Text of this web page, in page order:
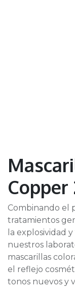
Combinando el
tratamientos
la explosividad
nuestros
mascarillas
el reflejo
tonos nuevos y